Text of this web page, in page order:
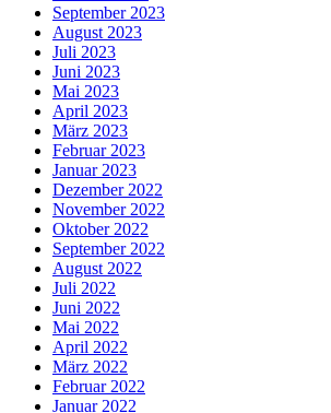
September 2023
August 2023
Juli 2023
Juni 2023
Mai 2023
April 2023
März 2023
Februar 2023
Januar 2023
Dezember 2022
November 2022
Oktober 2022
September 2022
August 2022
Juli 2022
Juni 2022
Mai 2022
April 2022
März 2022
Februar 2022
Januar 2022